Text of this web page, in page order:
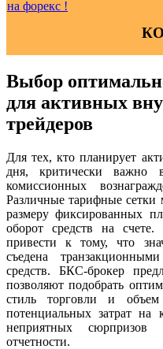
Выбор
для активных
трейдеров
Для тех, кто планирует
дня, критически важно
комиссионных
Различные тарифные сетки
размеру фиксированных
оборот средств на
привести к тому, что
съедена
средств. БКС-брокер
позволяют подобрать
стиль торговли и объем
потенциальных затрат на
неприятных сюрпризов
отчетности.